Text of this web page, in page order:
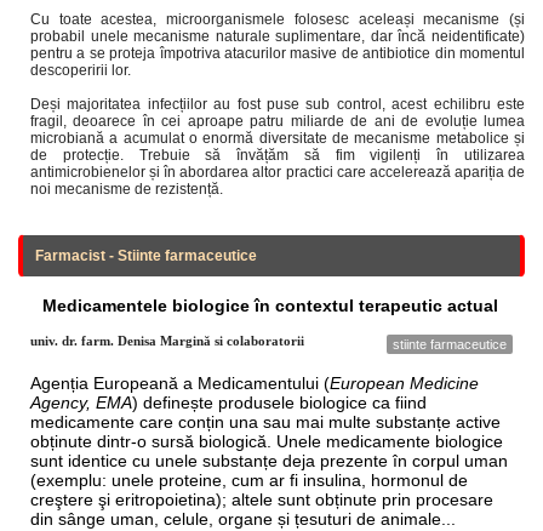
Cu toate acestea, microorganismele folosesc aceleași mecanisme (și
probabil unele mecanisme naturale suplimentare, dar încă neidentificate)
pentru a se proteja împotriva atacurilor masive de antibiotice din momentul
descoperirii lor.
Deși majoritatea infecțiilor au fost puse sub control, acest echilibru este
fragil, deoarece în cei aproape patru miliarde de ani de evoluție lumea
microbiană a acumulat o enormă diversitate de mecanisme metabolice și
de protecție. Trebuie să învățăm să fim vigilenți în utilizarea
antimicrobienelor și în abordarea altor practici care accelerează apariția de
noi mecanisme de rezistență.
Farmacist - Stiinte farmaceutice
Medicamentele biologice în contextul terapeutic actual
univ. dr. farm. Denisa Margină si colaboratorii stiinte farmaceutice
Agenția Europeană a Medicamentului (European Medicine
Agency, EMA) definește produsele biologice ca fiind
medicamente care conțin una sau mai multe substanțe active
obținute dintr-o sursă biologică. Unele medicamente biologice
sunt identice cu unele substanțe deja prezente în corpul uman
(exemplu: unele proteine, cum ar fi insulina, hormonul de
creştere şi eritropoietina); altele sunt obținute prin procesare
din sânge uman, celule, organe și țesuturi de animale...